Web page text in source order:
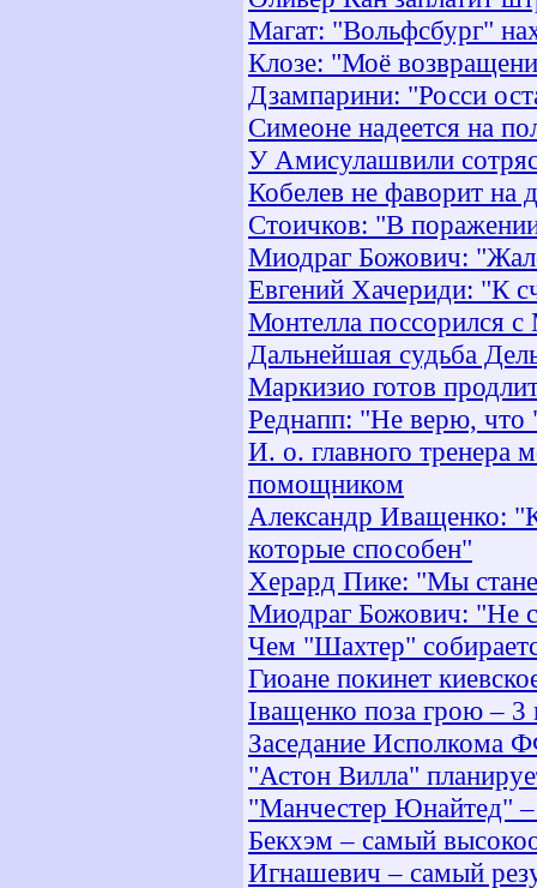
Магат: "Вольфсбург"
Клозе: "Моё
Дзампарини: "Росси
Симеоне надеется на
У Амисулашвили
Кобелев не фаворит на
Стоичков: "В
Миодраг Божович:
Евгений Хачериди: "К
Монтелла поссорился
Дальнейшая судьба
Маркизио готов
Реднапп: "Не верю, что
И. о. главного тренера
помощником
Александр Иващенко:
которые способен"
Херард Пике: "Мы
Миодраг Божович: "Не
Чем "Шахтер"
Гиоане покинет
Іващенко поза грою – 3
Заседание Исполкома
"Астон Вилла"
"Манчестер Юнайтед"
Бекхэм – самый
Игнашевич – самый